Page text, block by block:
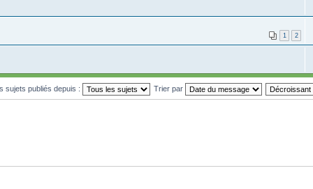
1 2
sujets publiés depuis : Trier par